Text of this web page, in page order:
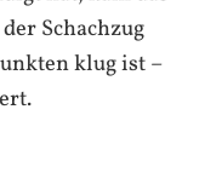
Schachzug
klug ist –